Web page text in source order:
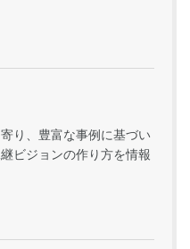
り、豊富な事例に基づい
ビジョンの作り方を情報